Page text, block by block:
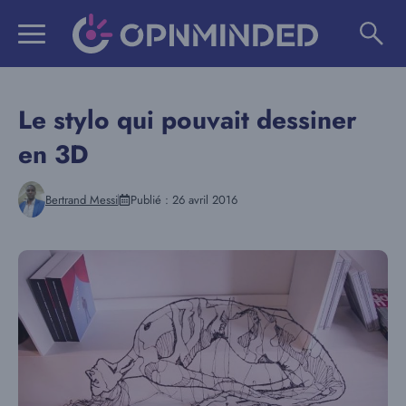
Le stylo qui pouvait dessiner
en 3D
Bertrand Messi Publié : 26 avril 2016